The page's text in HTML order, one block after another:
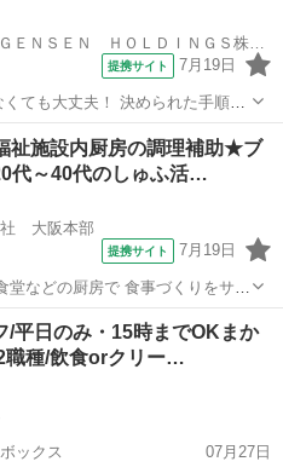
TAOYA 白浜千畳/ＧＥＮＳＥＮ ＨＯＬＤＩＮＧＳ株式会社
提携サイト 7月19日
くても大丈夫！ 決められた手順に
】 ホテルのキッチン
「専門的で難しそう」と思われ
ッチン
祉施設内厨房の調理補助★ブ
代～40代のしゅふ活…
社 大阪本部
提携サイト 7月19日
堂などの厨房で 食事づくりをサポ
で協力しながら作業を行います。
/平日のみ・15時までOKまか
職種/飲食orクリー…
ックス
07月27日